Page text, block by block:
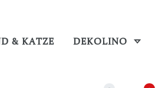
& KATZE DEKOLINO